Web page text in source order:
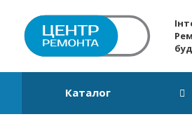
Каталог